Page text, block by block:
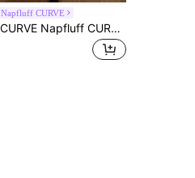
Napfluff CURVE
Napfluff CURVE Napfluff CURVE Große Größen Gestreifter Schlafanzug mit Schleife und ärmellos für Damen